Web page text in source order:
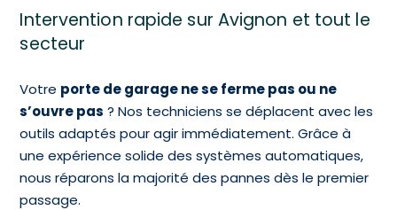
Intervention rapide sur Avignon et tout le
secteur
Votre porte de garage ne se ferme pas ou ne
s’ouvre pas ? Nos techniciens se déplacent avec les
outils adaptés pour agir immédiatement.Grâce à
une expérience solide des systèmes automatiques,
nous réparons la majorité des pannes dès le premier
passage.